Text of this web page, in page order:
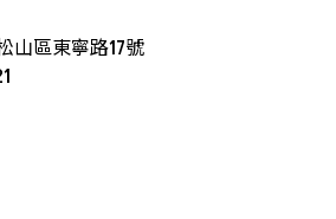
山區東寧路17號